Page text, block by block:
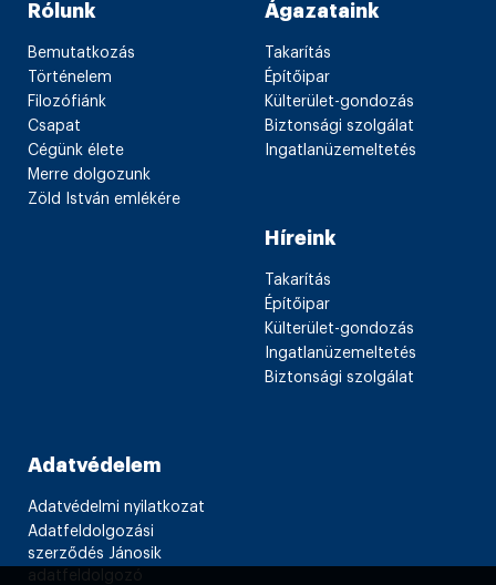
Rólunk
Bemutatkozás
Történelem
Filozófiánk
Csapat
Cégünk élete
Merre dolgozunk
Zöld István emlékére
Ágazataink
Takarítás
Építőipar
Külterület-gondozás
Biztonsági szolgálat
Ingatlanüzemeltetés
Híreink
Takarítás
Építőipar
Külterület-gondozás
Ingatlanüzemeltetés
Biztonsági szolgálat
Adatvédelem
Adatvédelmi nyilatkozat
Adatfeldolgozási
szerződés Jánosik
adatfeldolgozó